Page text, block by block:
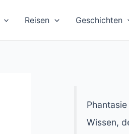
Reisen Geschichten
Wissen,